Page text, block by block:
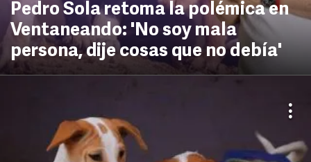
Pedro Sola retoma la polémica en
Ventaneando: 'No soy mala
persona, dije cosas que no debía'